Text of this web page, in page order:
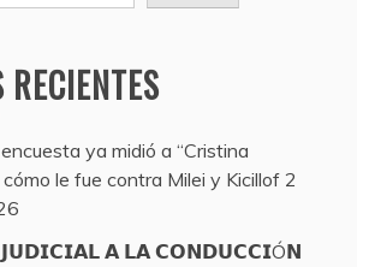
ya midió a “Cristina
le fue contra Milei y Kicillof 2
𝗔 𝗟𝗔 𝗖𝗢𝗡𝗗𝗨𝗖𝗖𝗜Ó𝗡